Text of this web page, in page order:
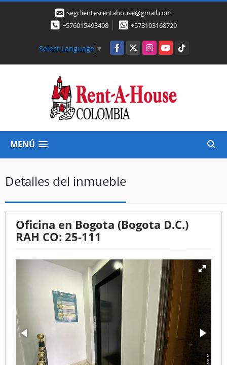
segclientesrentahouse@gmail.com
+576015493498
+573103168729
Select Language ▼ Facebook
X InstagramYouTubeTikTok
MENÚ
Detalles del inmueble
Oficina en Bogota (Bogota D.C.)
RAH CO: 25-111